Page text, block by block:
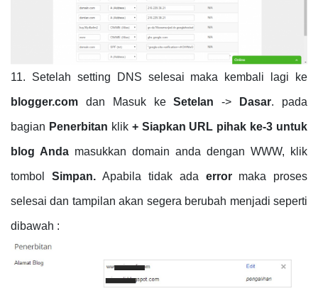
11. Setelah setting DNS selesai maka kembali lagi ke
blogger.com dan Masuk keSetelan -> Dasar. pada
bagian Penerbitan klik + Siapkan URL pihak ke-3 untuk
blog Anda masukkan domain anda dengan WWW, klik
tombol Simpan.Apabila tidak ada errormaka proses
selesai dan tampilan akan segera berubah menjadi seperti
dibawah :